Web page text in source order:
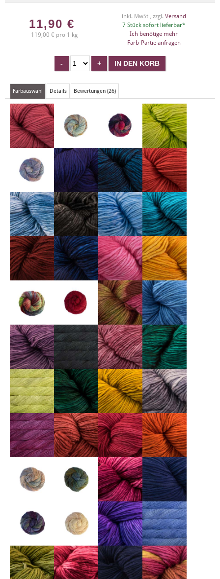
11,90 €
119,00 € pro 1 kg
inkl. MwSt , zzgl. Versand
7 Stück sofort lieferbar*
Ich benötige mehr
Farb-Partie anfragen
Farbauswahl Details Bewertungen (26)